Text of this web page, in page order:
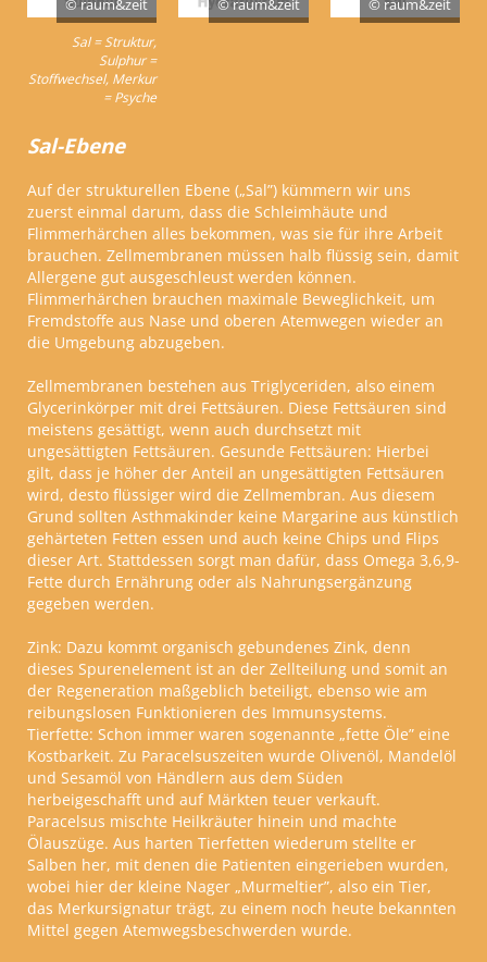
© raum&zeit
Sal = Struktur,
Sulphur =
Stoffwechsel, Merkur
= Psyche
© raum&zeit © raum&zeit
Sal-Ebene
Auf der strukturellen Ebene („Sal”) kümmern wir uns
zuerst einmal darum, dass die Schleimhäute und
Flimmerhärchen alles bekommen, was sie für ihre Arbeit
brauchen. Zellmembranen müssen halb flüssig sein, damit
Allergene gut ausgeschleust werden können.
Flimmerhärchen brauchen maximale Beweglichkeit, um
Fremdstoffe aus Nase und oberen Atemwegen wieder an
die Umgebung abzugeben.
Zellmembranen bestehen aus Triglyceriden, also einem
Glycerinkörper mit drei Fettsäuren. Diese Fettsäuren sind
meistens gesättigt, wenn auch durchsetzt mit
ungesättigten Fettsäuren. Gesunde Fettsäuren: Hierbei
gilt, dass je höher der Anteil an ungesättigten Fettsäuren
wird, desto flüssiger wird die Zellmembran. Aus diesem
Grund sollten Asthmakinder keine Margarine aus künstlich
gehärteten Fetten essen und auch keine Chips und Flips
dieser Art. Stattdessen sorgt man dafür, dass Omega 3,6,9-
Fette durch Ernährung oder als Nahrungsergänzung
gegeben werden.
Zink: Dazu kommt organisch gebundenes Zink, denn
dieses Spurenelement ist an der Zellteilung und somit an
der Regeneration maßgeblich beteiligt, ebenso wie am
reibungslosen Funktionieren des Immunsystems.
Tierfette: Schon immer waren sogenannte „fette Öle”eine
Kostbarkeit. Zu Paracelsuszeiten wurde Olivenöl, Mandelöl
und Sesamöl von Händlern aus dem Süden
herbeigeschafft und auf Märkten teuer verkauft.
Paracelsus mischte Heilkräuter hinein und machte
Ölauszüge. Aus harten Tierfetten wiederum stellte er
Salben her, mit denen die Patienten eingerieben wurden,
wobei hier der kleine Nager „Murmeltier”, also ein Tier,
das Merkursignatur trägt, zu einem noch heute bekannten
Mittel gegen Atemwegsbeschwerden wurde.